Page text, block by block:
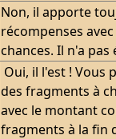
Non, il apporte
récompenses
chances. Il n'a pas
Oui, il l'est ! Vous
des fragments à
avec le montant
fragments à la fin